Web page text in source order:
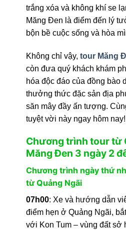
trắng xóa và không khí se
Măng Đen là điểm đến lý
bộn bề cuộc sống và hòa
Không chỉ vậy, tour Măng
còn đưa quý khách khám
hóa độc đáo của đồng bào
thưởng thức đặc sản địa
săn mây đầy ấn tượng.
tuyệt vời này ngay hôm nay!
Chương trình tour từ
Măng Đen 3 ngày 2
Chương trình ngày thứ
từ Quảng Ngãi
07h00: Xe và hướng dẫn
điểm hẹn ở Quảng Ngãi,
với Kon Tum – vùng đất sở